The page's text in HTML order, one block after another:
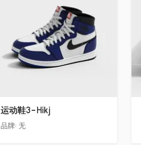
运动鞋3-Hikj
品牌: 无